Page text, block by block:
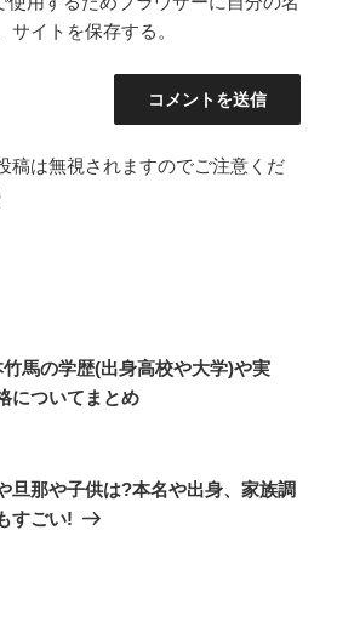
イトを保存する。
稿は無視されますのでご注意くだ
馬の学歴(出身高校や大学)や実
についてまとめ
旦那や子供は?本名や出身、家族調
すごい!